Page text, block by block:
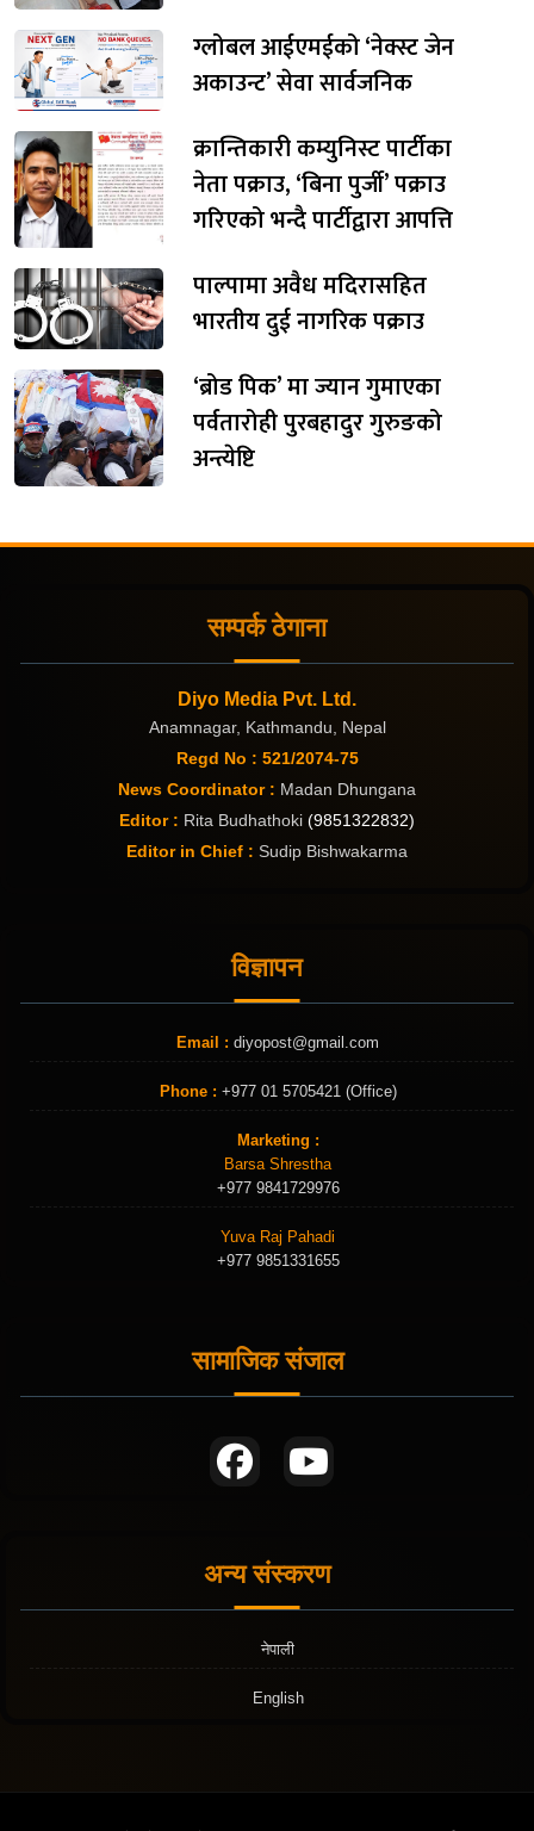
ग्लोबल आईएमईको ‘नेक्स्ट जेन
अकाउन्ट’ सेवा सार्वजनिक
क्रान्तिकारी कम्युनिस्ट पार्टीका
नेता पक्राउ, ‘बिना पुर्जी’ पक्राउ
गरिएको भन्दै पार्टीद्वारा आपत्ति
पाल्पामा अवैध मदिरासहित
भारतीय दुई नागरिक पक्राउ
‘ब्रोड पिक’ मा ज्यान गुमाएका
पर्वतारोही पुरबहादुर गुरुङको
अन्त्येष्टि
सम्पर्क ठेगाना
Diyo Media Pvt. Ltd.
Anamnagar, Kathmandu, Nepal
Regd No : 521/2074-75
News Coordinator : Madan Dhungana
Editor : Rita Budhathoki (9851322832)
Editor in Chief : Sudip Bishwakarma
विज्ञापन
Email : diyopost@gmail.com
Phone : +977 01 5705421 (Office)
Marketing :
Barsa Shrestha
+977 9841729976
Yuva Raj Pahadi
+977 9851331655
सामाजिक संजाल
अन्य संस्करण
नेपाली
English